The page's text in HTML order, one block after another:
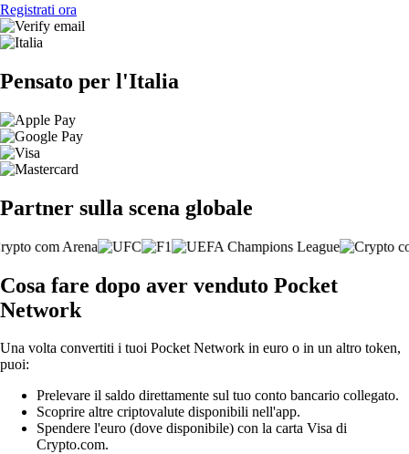
Registrati ora
Pensato per l'Italia
Partner sulla scena globale
Cosa fare dopo aver venduto Pocket
Network
Una volta convertiti i tuoi Pocket Network in euro o in un altro token,
puoi:
Prelevare il saldo direttamente sul tuo conto bancario collegato.
Scoprire altre criptovalute disponibili nell'app.
Spendere l'euro (dove disponibile) con la carta Visa di
Crypto.com.